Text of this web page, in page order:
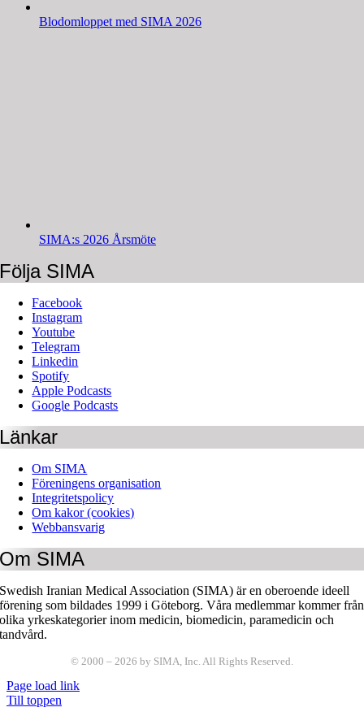
Blodomloppet med SIMA 2026
SIMA:s 2026 Årsmöte
Följa SIMA
Facebook
Instagram
Youtube
Telegram
Linkedin
Spotify
Apple Podcasts
Google Podcasts
Länkar
Om SIMA
Föreningens organisation
Integritetspolicy
Om kakor (cookies)
Webbansvarig
Om SIMA
Swedish Iranian Medical Association (SIMA) är en oberoende ideell
förening som bildades 1999 i Göteborg. Våra medlemmar kommer från
olika yrkeskategorier inom medicin, biomedicin, paramedicin och
tandvård.
© 2000 – 2026 by SIMA, Inc. All Rights Reserved.
Page load link
Till toppen